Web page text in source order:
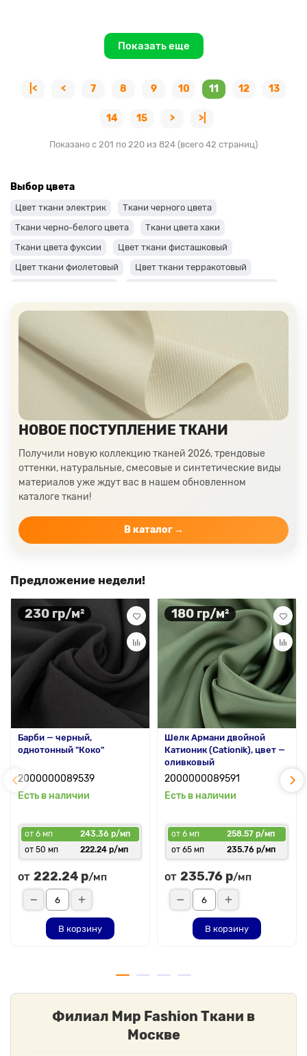
Показать еще
|< < 7 8 9 10 11 12 13
14 15 > >|
Показано с 201 по 220 из 824 (всего 42 страниц)
Выбор цвета
Цвет ткани электрик
Ткани черного цвета
Ткани черно-белого цвета
Ткани цвета хаки
Ткани цвета фуксии
Цвет ткани фисташковый
Цвет ткани фиолетовый
Цвет ткани терракотовый
Цвет ткани салатовый
Цвет ткани розовый
Ткани цвета пудра
Ткани персикового цвета
Ткани оранжевого цвета
Ткани оливкового цвета
Цвет ткани мятный
Ткани цвета айвори, молочные оттенки
Ткани лимонного цвета
Ткани красного цвета разных оттенков
Изумрудный цвет ткани
Ткани зеленого цвета
Ткани желтого цвета
Ткани цвета индиго
Цвет ткани бежевый
НОВОЕ ПОСТУПЛЕНИЕ ТКАНИ
Получили новую коллекцию тканей 2026, трендовые
оттенки, натуральные, смесовые и синтетические виды
материалов уже ждут вас в нашем обновленном
каталоге ткани!
В каталог →
Предложение недели!
230 гр/м²
Барби — черный,
однотонный "Коко"
2000000089539
Есть в наличии
от 6 мп
243.36 р/мп
от 50 мп
222.24 р/мп
от 222.24 р/мп
В корзину
180 гр/м²
Шелк Армани двойной
Катионик (Cationik), цвет —
оливковый
2000000089591
Есть в наличии
от 6 мп
258.57 р/мп
от 65 мп
235.76 р/мп
от 235.76 р/мп
В корзину
Филиал Мир Fashion Ткани в
Москве